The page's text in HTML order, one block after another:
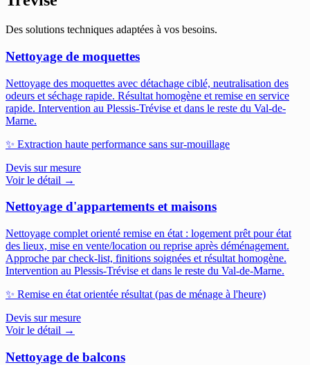
Des solutions techniques adaptées à vos besoins.
Nettoyage de moquettes
Nettoyage des moquettes avec détachage ciblé, neutralisation des
odeurs et séchage rapide. Résultat homogène et remise en service
rapide. Intervention au Plessis-Trévise et dans le reste du Val-de-
Marne.
✨ Extraction haute performance sans sur-mouillage
Devis sur mesure
Voir le détail →
Nettoyage d'appartements et maisons
Nettoyage complet orienté remise en état : logement prêt pour état
des lieux, mise en vente/location ou reprise après déménagement.
Approche par check-list, finitions soignées et résultat homogène.
Intervention au Plessis-Trévise et dans le reste du Val-de-Marne.
✨ Remise en état orientée résultat (pas de ménage à l'heure)
Devis sur mesure
Voir le détail →
Nettoyage de balcons